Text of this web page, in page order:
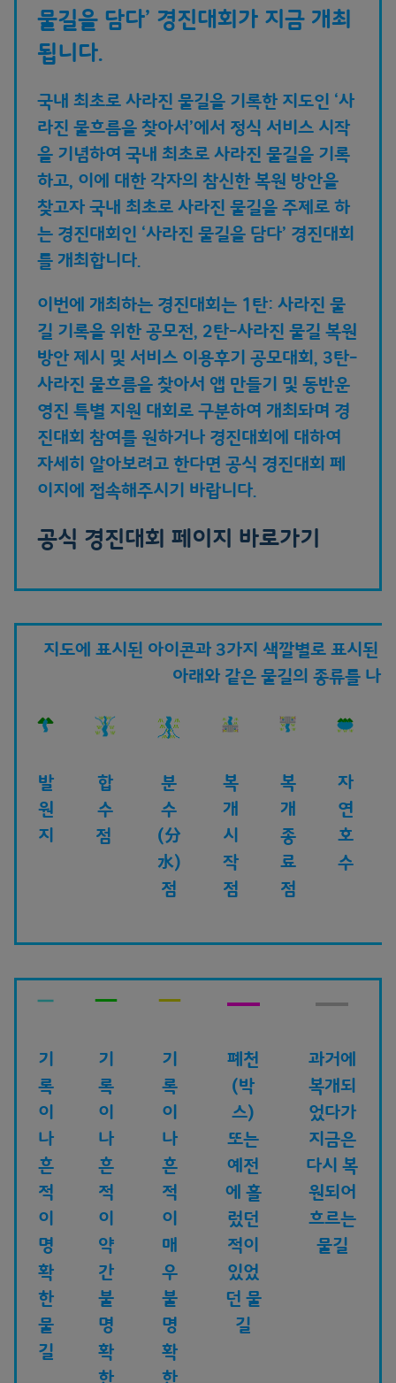
물길을 담다’ 경진대회가 지금 개최
됩니다.
국내 최초로 사라진 물길을 기록한 지도인 ‘사
라진 물흐름을 찾아서’에서 정식 서비스 시작
을 기념하여 국내 최초로 사라진 물길을 기록
하고, 이에 대한 각자의 참신한 복원 방안을
찾고자 국내 최초로 사라진 물길을 주제로 하
는 경진대회인 ‘사라진 물길을 담다’ 경진대회
를 개최합니다.
이번에 개최하는 경진대회는 1탄: 사라진 물
길 기록을 위한 공모전, 2탄-사라진 물길 복원
방안 제시 및 서비스 이용후기 공모대회, 3탄-
사라진 물흐름을 찾아서 앱 만들기 및 동반운
영진 특별 지원 대회로 구분하여 개최돠며 경
진대회 참여를 원하거나 경진대회에 대하여
자세히 알아보려고 한다면 공식 경진대회 페
이지에 접속해주시기 바랍니다.
공식 경진대회 페이지 바로가기
지도에 표시된 아이콘과 3가지 색깔별로 표시된
아래와 같은 물길의 종류를 나
발
원
지
합
수
점
분
수
(分
水)
점
복
개
시
작
점
복
개
종
료
점
자
연
호
수
기
록
이
나
흔
적
이
명
확
한
물
길
기
록
이
나
흔
적
이
약
간
불
명
확
한
기
록
이
나
흔
적
이
매
우
불
명
확
한
폐천
(박
스)
또는
예전
에 흘
렀던
적이
있었
던 물
길
과거에
복개되
었다가
지금은
다시 복
원되어
흐르는
물길